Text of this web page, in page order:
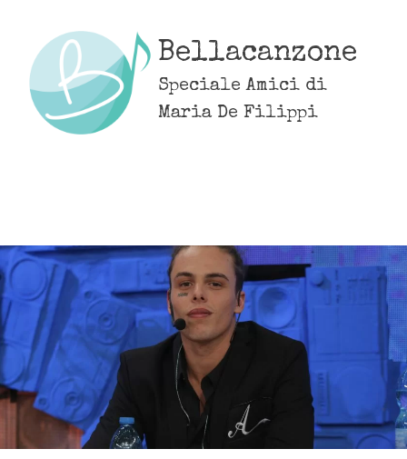
content
Bellacanzone
Speciale Amici di
Maria De Filippi